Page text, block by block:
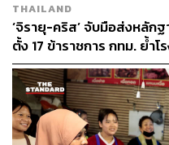
THAILAND
‘จิรายุ-คริส’ จับมือส่งหลักฐ
ตั้ง 17 ข้าราชการ กทม. ย้ำโ